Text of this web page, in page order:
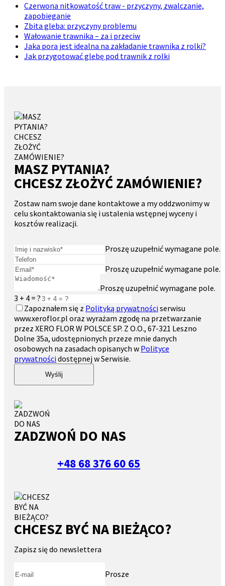
Czerwona nitkowatość traw - przyczyny, zwalczanie,
zapobieganie
Zbita gleba: przyczyny problemu
Wałowanie trawnika – za i przeciw
Jaka pora jest idealna na zakładanie trawnika z rolki?
Jak przygotować glebę pod trawnik z rolki
MASZ PYTANIA?
CHCESZ ZŁOŻYĆ ZAMÓWIENIE?
Zostaw nam swoje dane kontaktowe a my oddzwonimy w
celu skontaktowania się i ustalenia wstępnej wyceny i
kosztów realizacji.
Proszę uzupełnić wymagane pole.
Proszę uzupełnić wymagane pole.
Proszę uzupełnić wymagane pole.
3 + 4 = ?
Zapoznałem się z Polityką prywatności serwisu
www.xeroflor.pl oraz wyrażam zgodę na przetwarzanie
przez XERO FLOR W POLSCE SP. Z O.O., 67-321 Leszno
Dolne 35a, udostępnionych przeze mnie danych
osobowych na zasadach opisanych w Polityce
prywatności dostępnej w Serwisie.
Wyślij
ZADZWOŃ DO NAS
+48 68 376 60 65
CHCESZ BYĆ NA BIEŻĄCO?
Zapisz się do newslettera
Prosze